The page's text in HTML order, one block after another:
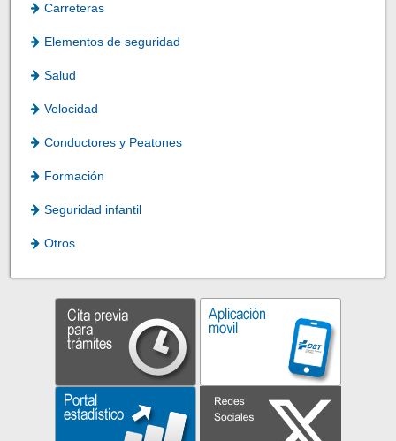
Carreteras
Elementos de seguridad
Salud
Velocidad
Conductores y Peatones
Formación
Seguridad infantil
Otros